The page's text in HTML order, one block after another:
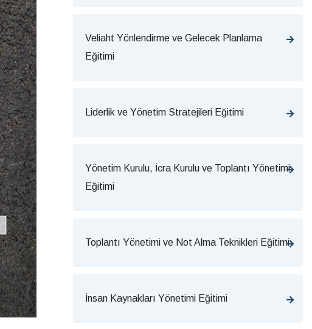
Veliaht Yönlendirme ve Gelecek Planlama
Eğitimi
Liderlik ve Yönetim Stratejileri Eğitimi
Yönetim Kurulu, İcra Kurulu ve Toplantı Yönetimi
Eğitimi
Toplantı Yönetimi ve Not Alma Teknikleri Eğitimi
İnsan Kaynakları Yönetimi Eğitimi